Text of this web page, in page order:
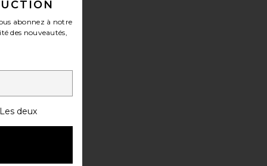
abonnez à notre
des nouveautés,
Les deux